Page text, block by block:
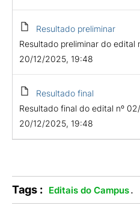
Resultado preliminar
Resultado preliminar do edital
20/12/2025, 19:48
Resultado final
Resultado final do edital nº
20/12/2025, 19:48
Tags : Editais do Campus.